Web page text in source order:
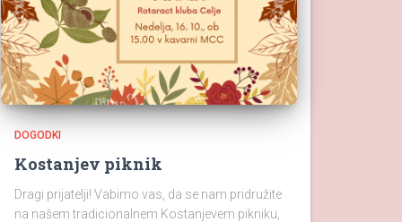
DOGODKI
Kostanjev piknik
Dragi prijatelji! Vabimo vas, da se nam pridružite
na našem tradicionalnem Kostanjevem pikniku,